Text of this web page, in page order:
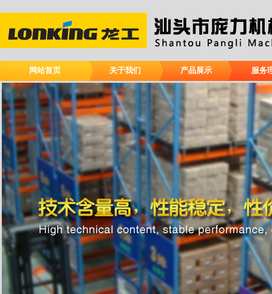
网站首页 关于我们 产品展示 服务